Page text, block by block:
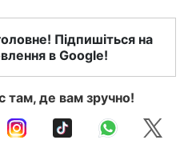
Підпишіться на
в Google!
там, де вам зручно!